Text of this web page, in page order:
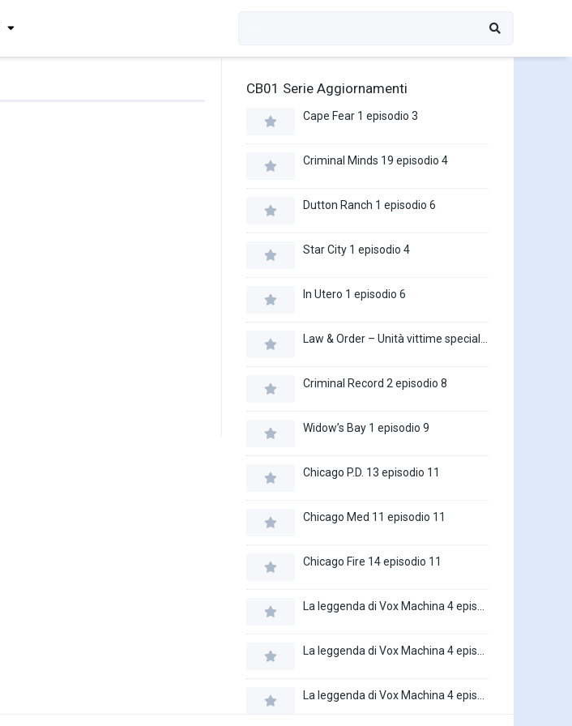
CB01 Serie Aggiornamenti
Cape Fear 1 episodio 3
Criminal Minds 19 episodio 4
Dutton Ranch 1 episodio 6
Star City 1 episodio 4
In Utero 1 episodio 6
Criminal Record 2 episodio 8
Widow’s Bay 1 episodio 9
Chicago P.D. 13 episodio 11
Chicago Med 11 episodio 11
Chicago Fire 14 episodio 11